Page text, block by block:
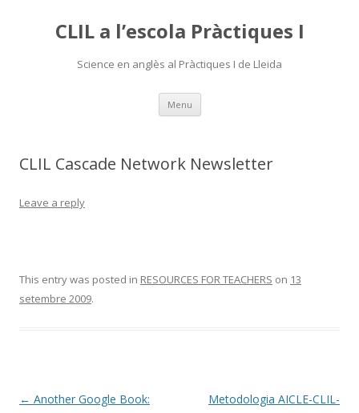
CLIL a l’escola Pràctiques I
Science en anglès al Pràctiques I de Lleida
Menu Skip
content
CLIL Cascade Network Newsletter
Leave a reply
This entry was posted in RESOURCES FOR TEACHERS on 13
setembre 2009.
Post
← Another Google Book:
Metodologia AICLE-CLIL-